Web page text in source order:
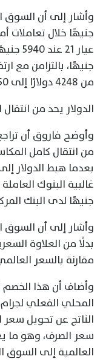
جنيهًا خلال تعاملات
جنيهًا، بالتزامن مع
من 4248 دولارًا إلى 4250 دولارًا.
الدولار يحد من
وأوضح فاروق أن
من انتقال كامل
جنيهًا لدى البنك
وأشار إلى أن السوق
مقارنة بالسعر
وأضاف أن هذا
الناتج عن تحويل سعر
سعر الصرف، وهو ما
العالمية إلى السوق